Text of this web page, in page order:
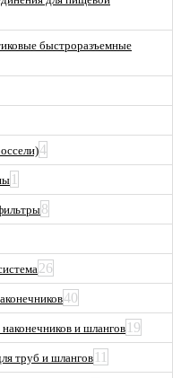
быстроразъемные
4
1
8
26
40
и шлангов 19
труб и шлангов 11